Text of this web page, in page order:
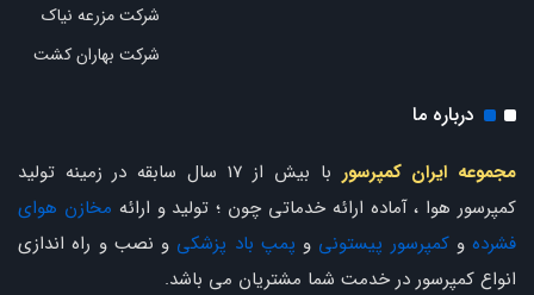
شرکت مزرعه نیاک
شرکت بهاران کشت
درباره ما
مجموعه ایران کمپرسور
با بیش از 17 سال سابقه در زمینه تولید
کمپرسور هوا ، آماده ارائه خدماتی چون ؛ تولید و ارائه مخازن هوای
فشرده وکمپرسور پیستونی و پمپ باد پزشکی و نصب و راه اندازی
انواع کمپرسور در خدمت شما مشتریان می باشد.